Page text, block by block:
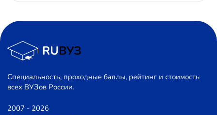
Специальность, проходные баллы, рейтинг и стоимость
всех ВУЗов России.
2007 - 2026